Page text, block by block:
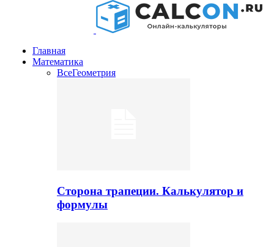
Главная
Математика
ВсеГеометрия
Сторона трапеции. Калькулятор и
формулы